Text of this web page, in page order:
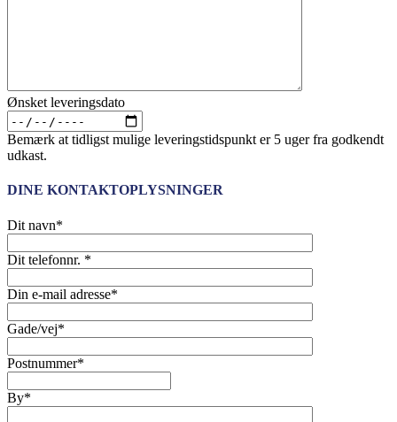
Ønsket leveringsdato
Bemærk at tidligst mulige leveringstidspunkt er 5 uger fra godkendt
udkast.
DINE KONTAKTOPLYSNINGER
Dit navn*
Dit telefonnr. *
Din e-mail adresse*
Gade/vej*
Postnummer*
By*